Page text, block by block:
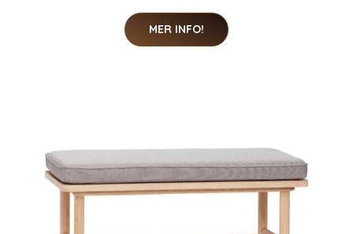
MER INFO!